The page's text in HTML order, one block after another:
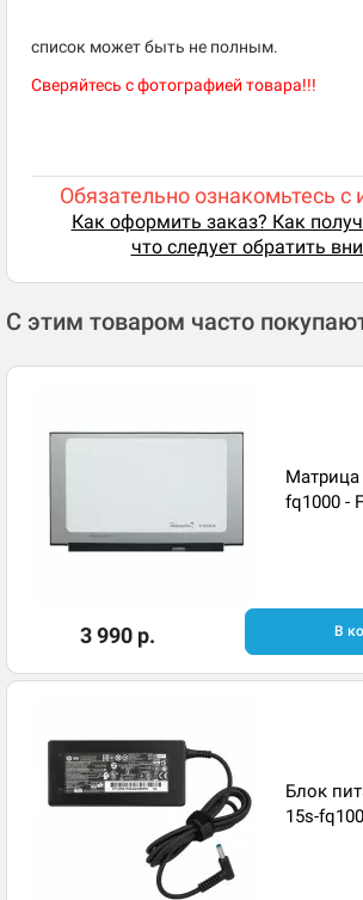
список может быть не полным.
Сверяйтесь с фотографией товара!!!
Обязательно ознакомьтесь
Как оформить заказ? Как
что следует обратить
С этим товаром часто
Матрица
fq1000 -
3 990 р. В
Блок
15s-